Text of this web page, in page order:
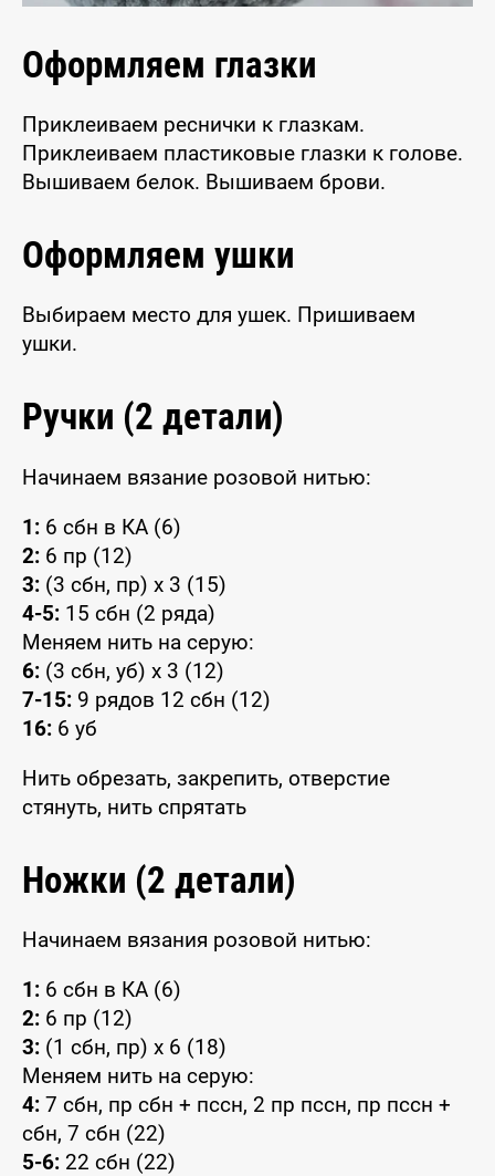
Оформляем глазки
Приклеиваем реснички к глазкам.
Приклеиваем пластиковые глазки к голове.
Вышиваем белок. Вышиваем брови.
Оформляем ушки
Выбираем место для ушек. Пришиваем
ушки.
Ручки (2 детали)
Начинаем вязание розовой нитью:
1: 6 сбн в КА (6)
2: 6 пр (12)
3: (3 сбн, пр) x 3 (15)
4-5: 15 сбн (2 ряда)
Меняем нить на серую:
6: (3 сбн, уб) x 3 (12)
7-15: 9 рядов 12 сбн (12)
16: 6 уб
Нить обрезать, закрепить, отверстие
стянуть, нить спрятать
Ножки (2 детали)
Начинаем вязания розовой нитью:
1: 6 сбн в КА (6)
2: 6 пр (12)
3: (1 сбн, пр) x 6 (18)
Меняем нить на серую:
4: 7 сбн, пр сбн + пссн, 2 пр пссн, пр пссн +
сбн, 7 сбн (22)
5-6: 22 сбн (22)